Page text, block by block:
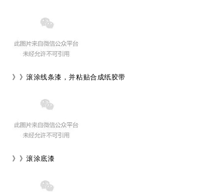
》》滚涂线条漆，并粘贴合成纸胶带
》》滚涂底漆